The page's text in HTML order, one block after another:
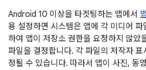
Android 10 이상을 타겟팅하는 앱에서
용 설정하면 시스템은 앱에 각 미디어 파
하여 앱이 저장소 권한을 요청하지 않았
파일을 결정합니다. 각 파일의 저작자 표
정될 수 있습니다. 따라서 앱이 사진, 동